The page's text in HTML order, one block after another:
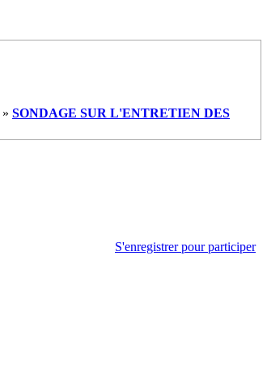
» SONDAGE SUR L'ENTRETIEN DES
S'enregistrer pour participer